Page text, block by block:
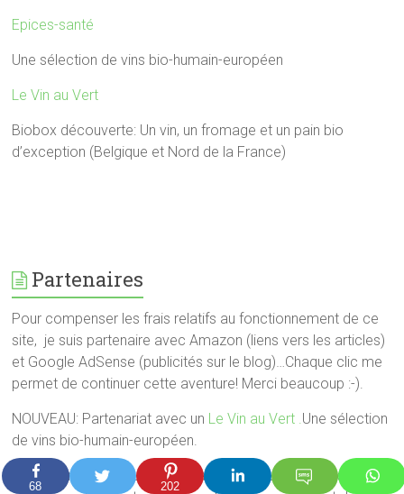
68 202
Epices-santé
Une sélection de vins bio-humain-européen
Le Vin au Vert
Biobox découverte: Un vin, un fromage et un pain bio
d’exception (Belgique et Nord de la France)
Partenaires
Pour compenser les frais relatifs au fonctionnement de ce
site, je suis partenaire avec Amazon (liens vers les articles)
et Google AdSense (publicités sur le blog)…Chaque clic me
permet de continuer cette aventure! Merci beaucoup :-).
NOUVEAU: Partenariat avec un Le Vin au Vert .Une sélection
de vins bio-humain-européen.
Un autre moyen pour m’aider à poster toujours de nouvelles